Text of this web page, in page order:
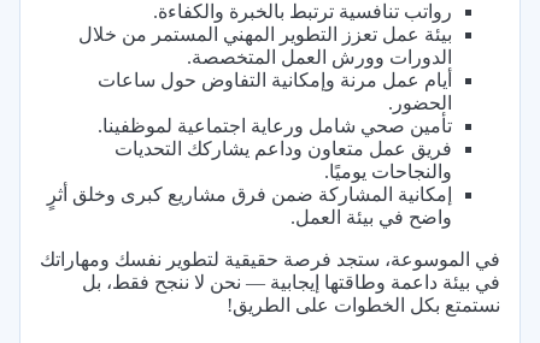
رواتب تنافسية ترتبط بالخبرة والكفاءة.
بيئة عمل تعزز التطوير المهني المستمر من خلال
الدورات وورش العمل المتخصصة.
أيام عمل مرنة وإمكانية التفاوض حول ساعات
الحضور.
تأمين صحي شامل ورعاية اجتماعية لموظفينا.
فريق عمل متعاون وداعم يشاركك التحديات
والنجاحات يوميًا.
إمكانية المشاركة ضمن فرق مشاريع كبرى وخلق أثرٍ
واضح في بيئة العمل.
في الموسوعة، ستجد فرصة حقيقية لتطوير نفسك ومهاراتك
في بيئة داعمة وطاقتها إيجابية — نحن لا ننجح فقط، بل
نستمتع بكل الخطوات على الطريق!